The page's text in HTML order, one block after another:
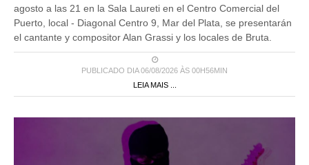
agosto a las 21 en la Sala Laureti en el Centro Comercial del
Puerto, local - Diagonal Centro 9, Mar del Plata, se presentarán
el cantante y compositor Alan Grassi y los locales de Bruta.
PUBLICADO DIA 06/08/2026 ÀS 00H56MIN
LEIA MAIS ...